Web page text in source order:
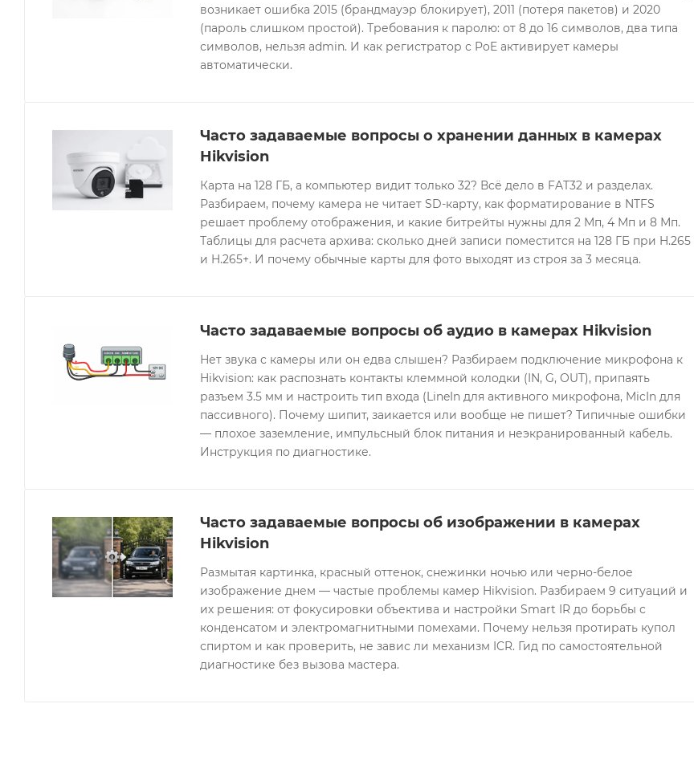
возникает ошибка 2015 (брандмауэр блокирует), 2011 (потеря пакетов) и 2020
(пароль слишком простой). Требования к паролю: от 8 до 16 символов, два типа
символов, нельзя admin. И как регистратор с PoE активирует камеры
автоматически.
Часто задаваемые вопросы о хранении данных в камерах
Hikvision
Карта на 128 ГБ, а компьютер видит только 32? Всё дело в FAT32 и разделах.
Разбираем, почему камера не читает SD-карту, как форматирование в NTFS
решает проблему отображения, и какие битрейты нужны для 2 Мп, 4 Мп и 8 Мп.
Таблицы для расчета архива: сколько дней записи поместится на 128 ГБ при H.265
и H.265+. И почему обычные карты для фото выходят из строя за 3 месяца.
Часто задаваемые вопросы об аудио в камерах Hikvision
Нет звука с камеры или он едва слышен? Разбираем подключение микрофона к
Hikvision: как распознать контакты клеммной колодки (IN, G, OUT), припаять
разъем 3.5 мм и настроить тип входа (LineIn для активного микрофона, MicIn для
пассивного). Почему шипит, заикается или вообще не пишет? Типичные ошибки
— плохое заземление, импульсный блок питания и неэкранированный кабель.
Инструкция по диагностике.
Часто задаваемые вопросы об изображении в камерах
Hikvision
Размытая картинка, красный оттенок, снежинки ночью или черно-белое
изображение днем — частые проблемы камер Hikvision. Разбираем 9 ситуаций и
их решения: от фокусировки объектива и настройки Smart IR до борьбы с
конденсатом и электромагнитными помехами. Почему нельзя протирать купол
спиртом и как проверить, не завис ли механизм ICR. Гид по самостоятельной
диагностике без вызова мастера.